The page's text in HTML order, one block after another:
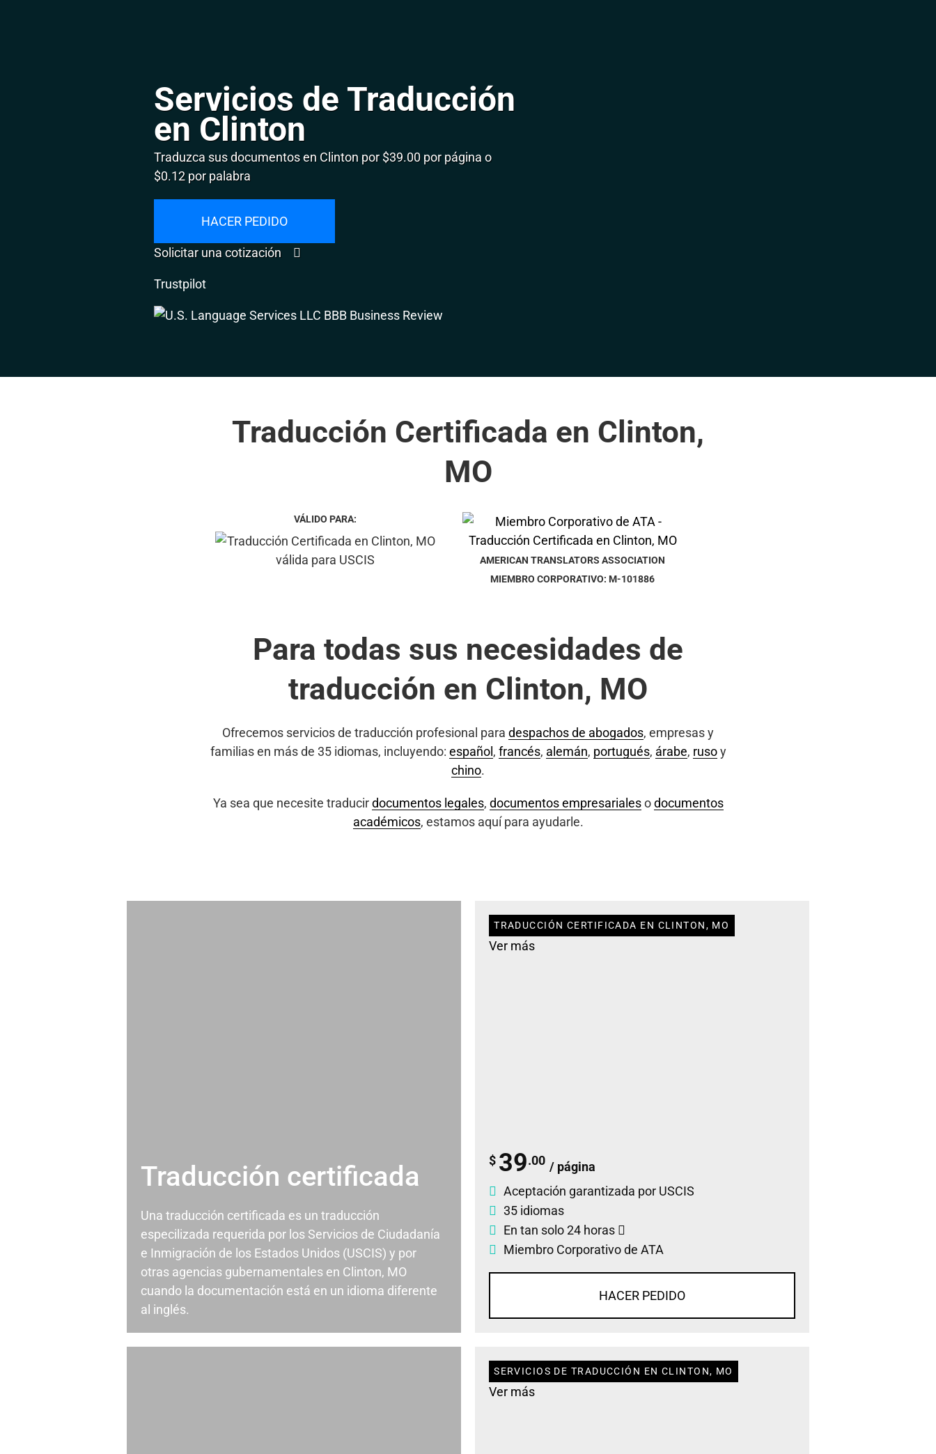
Servicios de Traducción
en Clinton
Traduzca sus documentos en Clinton por $39.00 por página o
$0.12 por palabra
HACER PEDIDO
Solicitar una cotización
Trustpilot
Traducción Certificada en Clinton,
MO
VÁLIDO PARA:
AMERICAN TRANSLATORS ASSOCIATION
MIEMBRO CORPORATIVO: M-101886
Para todas sus necesidades de
traducción en Clinton, MO
Ofrecemos servicios de traducción profesional para despachos de abogados, empresas y
familias en más de 35 idiomas, incluyendo: español , francés, alemán, portugués, árabe, rusoy
chino.
Ya sea que necesite traducirdocumentos legales, documentos empresarialesodocumentos
académicos, estamos aquí para ayudarle.
Traducción certificada
Una traducción certificada es un traducción
especilizada requerida por los Servicios de Ciudadanía
e Inmigración de los Estados Unidos (USCIS) y por
otras agencias gubernamentales en Clinton, MO
cuando la documentación está en un idioma diferente
al inglés.
TRADUCCIÓN CERTIFICADA EN CLINTON, MO
Ver más
$ 39.00 / página
Aceptación garantizada por USCIS
35 idiomas
En tan solo 24 horas
Miembro Corporativo de ATA
HACER PEDIDO
SERVICIOS DE TRADUCCIÓN EN CLINTON, MO
Ver más